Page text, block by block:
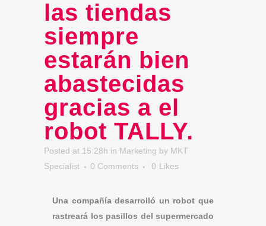
las tiendas
siempre
estarán bien
abastecidas
gracias a el
robot TALLY.
Posted at 15:28h in Marketing by MKT
Specialist
0 Comments 0 Likes
Una compañía desarrolló un robot que
rastreará los pasillos del supermercado